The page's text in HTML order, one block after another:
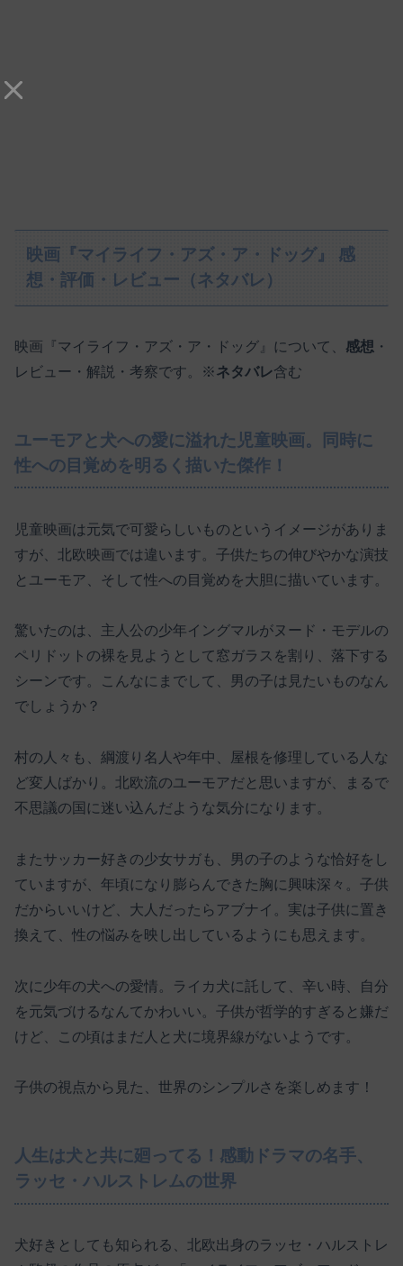
映画『マイライフ・アズ・ア・ドッグ』 感
想・評価・レビュー（ネタバレ）
映画『マイライフ・アズ・ア・ドッグ』について、 感想 ・
レビュー・解説・考察です。※ネタバレ含む
ユーモアと犬への愛に溢れた児童映画。同時に
性への目覚めを明るく描いた傑作！
児童映画は元気で可愛らしいものというイメージがありま
すが、北欧映画では違います。子供たちの伸びやかな演技
とユーモア、そして性への目覚めを大胆に描いています。
驚いたのは、主人公の少年イングマルがヌード・モデルの
ペリドットの裸を見ようとして窓ガラスを割り、落下する
シーンです。こんなにまでして、男の子は見たいものなん
でしょうか？
村の人々も、綱渡り名人や年中、屋根を修理している人な
ど変人ばかり。北欧流のユーモアだと思いますが、まるで
不思議の国に迷い込んだような気分になります。
またサッカー好きの少女サガも、男の子のような恰好をし
ていますが、年頃になり膨らんできた胸に興味深々。子供
だからいいけど、大人だったらアブナイ。実は子供に置き
換えて、性の悩みを映し出しているようにも思えます。
次に少年の犬への愛情。ライカ犬に託して、辛い時、自分
を元気づけるなんてかわいい。子供が哲学的すぎると嫌だ
けど、この頃はまだ人と犬に境界線がないようです。
子供の視点から見た、世界のシンプルさを楽しめます！
人生は犬と共に廻ってる！感動ドラマの名手、
ラッセ・ハルストレムの世界
犬好きとしても知られる、北欧出身のラッセ・ハルストレ